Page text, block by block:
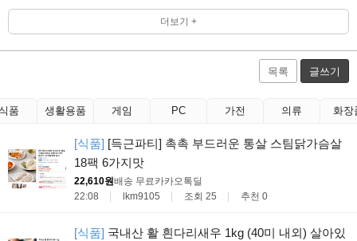
더보기 +
목록 글쓰기
품 생활용품 게임 PC 가전 의류 화장
[식품] [득근파티] 촉촉 부드러운 통살 스팀닭가슴살
18팩 6가지맛
22,610원배송 무료카카오톡딜
22:08
lkm9105 조회 25 추천 0
[식품] 국내산 활 흰다리새우 1kg (40미 내외) 살아있